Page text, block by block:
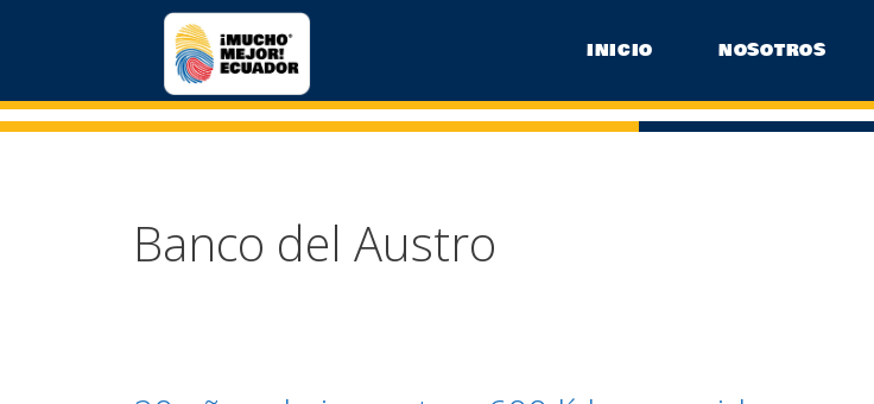
INICIO NOSOTROS
Banco del Austro